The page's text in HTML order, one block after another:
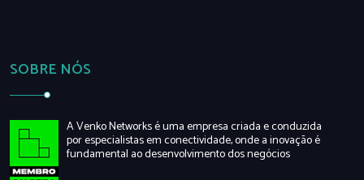
SOBRE NÓS
A Venko Networks é uma empresa criada e conduzida
por especialistas em conectividade, onde a inovação é
fundamental ao desenvolvimento dos negócios